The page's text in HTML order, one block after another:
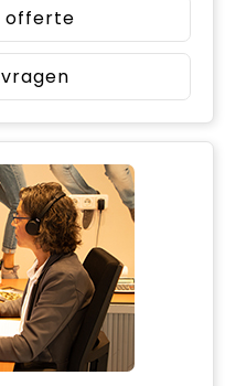
offerte